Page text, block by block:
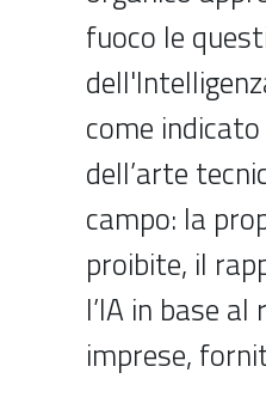
fuoco le
come
dell’arte
campo: la
proibite, il
l’IA in base
imprese,